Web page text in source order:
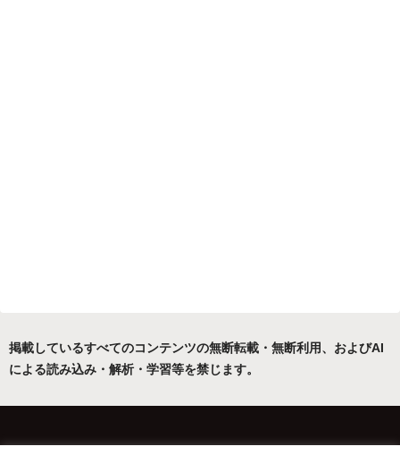
掲載しているすべてのコンテンツの無断転載・無断利用、およびAI
による読み込み・解析・学習等を禁じます。